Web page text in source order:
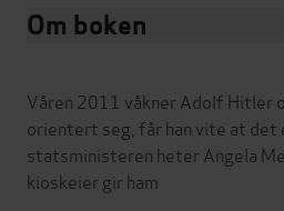
Om boken
Våren 2011 våkner Adolf Hitler
orientert seg, får han vite at det
statsministeren heter Angela
kioskeier gir ham